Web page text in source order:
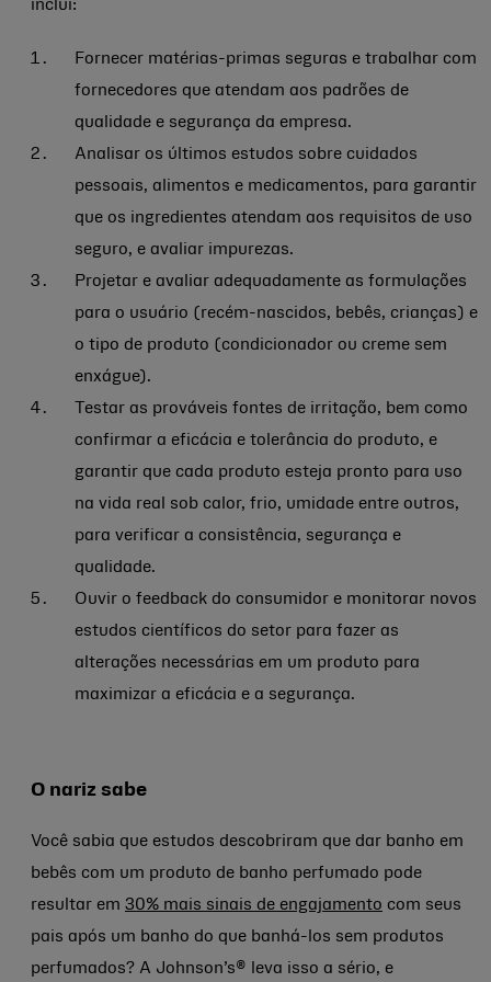
inclui:
Fornecer matérias-primas seguras e trabalhar com
fornecedores que atendam aos padrões de
qualidade e segurança da empresa.
Analisar os últimos estudos sobre cuidados
pessoais, alimentos e medicamentos, para garantir
que os ingredientes atendam aos requisitos de uso
seguro, e avaliar impurezas.
Projetar e avaliar adequadamente as formulações
para o usuário (recém-nascidos, bebês, crianças) e
o tipo de produto (condicionador ou creme sem
enxágue).
Testar as prováveis fontes de irritação, bem como
confirmar a eficácia e tolerância do produto, e
garantir que cada produto esteja pronto para uso
na vida real sob calor, frio, umidade entre outros,
para verificar a consistência, segurança e
qualidade.
Ouvir o feedback do consumidor e monitorar novos
estudos científicos do setor para fazer as
alterações necessárias em um produto para
maximizar a eficácia e a segurança.
O nariz sabe
Você sabia que estudos descobriram que dar banho em
bebês com um produto de banho perfumado pode
resultar em 30% mais sinais de engajamento com seus
pais após um banho do que banhá-los sem produtos
perfumados? A Johnson’s® leva isso a sério, e